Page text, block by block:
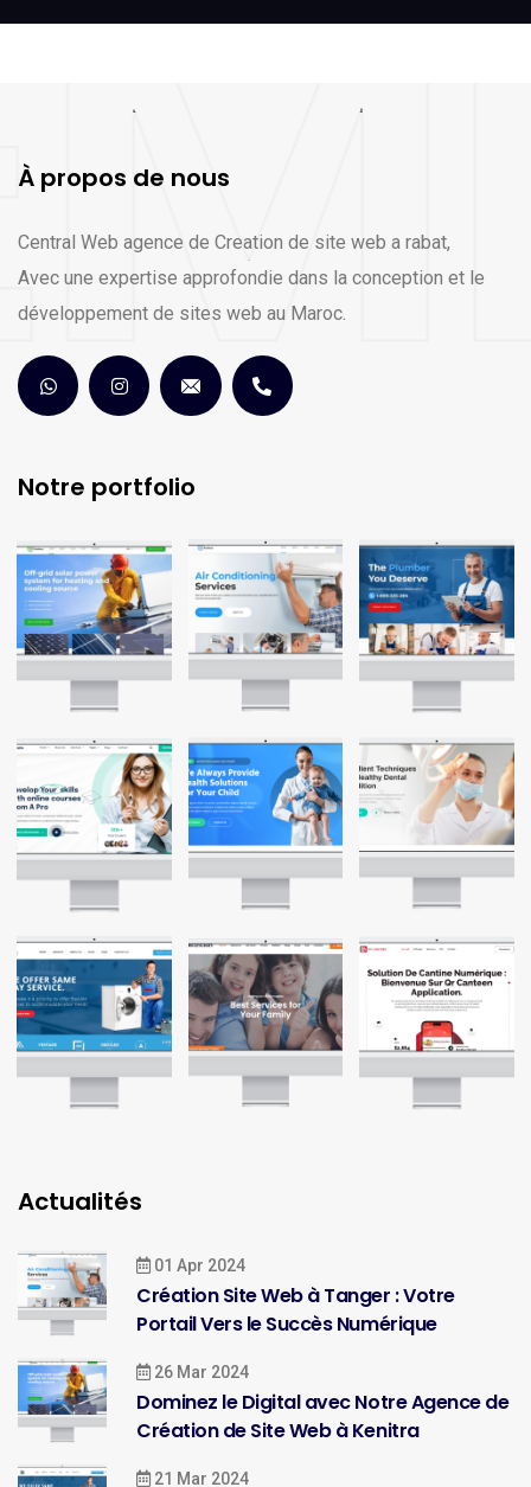
À propos de nous
Central Web agence de Creation de site web a rabat,
Avec une expertise approfondie dans la conception et le
développement de sites web au Maroc.
Notre portfolio
Actualités
01 Apr 2024
Création Site Web à Tanger : Votre
Portail Vers le Succès Numérique
26 Mar 2024
Dominez le Digital avec Notre Agence de
Création de Site Web à Kenitra
21 Mar 2024